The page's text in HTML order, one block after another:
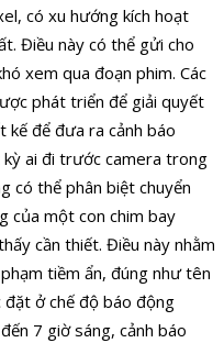
có xu hướng kích hoạt
Điều này có thể gửi cho
xem qua đoạn phim. Các
phát triển để giải quyết
kế để đưa ra cảnh báo
kỳ ai đi trước camera trong
có thể phân biệt chuyển
của một con chim bay
cần thiết. Điều này nhằm
tiềm ẩn, đúng như tên
ở chế độ báo động
7 giờ sáng, cảnh báo